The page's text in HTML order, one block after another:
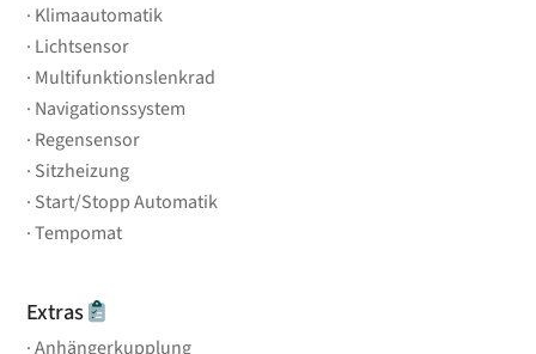
Klimaautomatik
Lichtsensor
Multifunktionslenkrad
Navigationssystem
Regensensor
Sitzheizung
Start/Stopp Automatik
Tempomat
Extras
Anhängerkupplung